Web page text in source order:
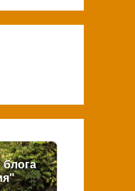
блога